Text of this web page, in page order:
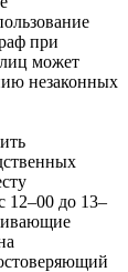
при
может
незаконных
12–00 до 13–